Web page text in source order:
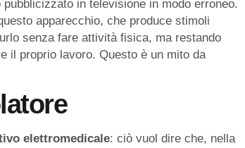
in televisione in modo erroneo.
apparecchio, che produce stimoli
senza fare attività fisica, ma restando
il proprio lavoro. Questo è un mito da
elettromedicale: ciò vuol dire che, nella